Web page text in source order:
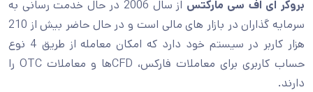
بروکر ای اف سی مارکتس
از سال 2006 در حال خدمت رسانی به
سرمایه گذاران در بازار های مالی است و در حال حاضر بیش از 210
هزار کاربر در سیستم خود دارد که امکان معامله از طریق 4 نوع
حساب کاربری برای معاملات فارکس، CFDها و معاملات OTC را
دارند.